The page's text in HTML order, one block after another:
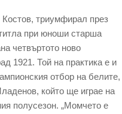
триумфирал през
при юноши старша
четвъртото ново
1921. Той на практика е и
отбор на белите,
който ще играе на
полусезон. „Момчето е